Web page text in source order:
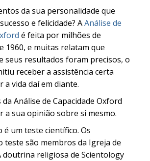
da sua personalidade que
e felicidade? AAnálise de
é feita por milhões de
1960, e muitas relatam que
seus resultados foram precisos, o
receber a assistência certa
a vida daí em diante.
Análise de Capacidade Oxford
a sua opinião sobre si mesmo.
é um teste científico. Os
teste são membros da Igreja de
doutrina religiosa de Scientology